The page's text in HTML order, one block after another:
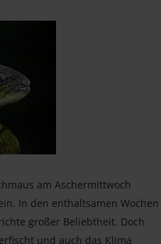
am Aschermittwoch
In den enthaltsamen Wochen
großer Beliebtheit. Doch
und auch das Klima